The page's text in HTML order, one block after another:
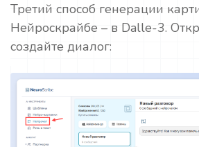
Третий способ генерации
Нейроскрайбе – в Dalle-3.
создайте диалог: